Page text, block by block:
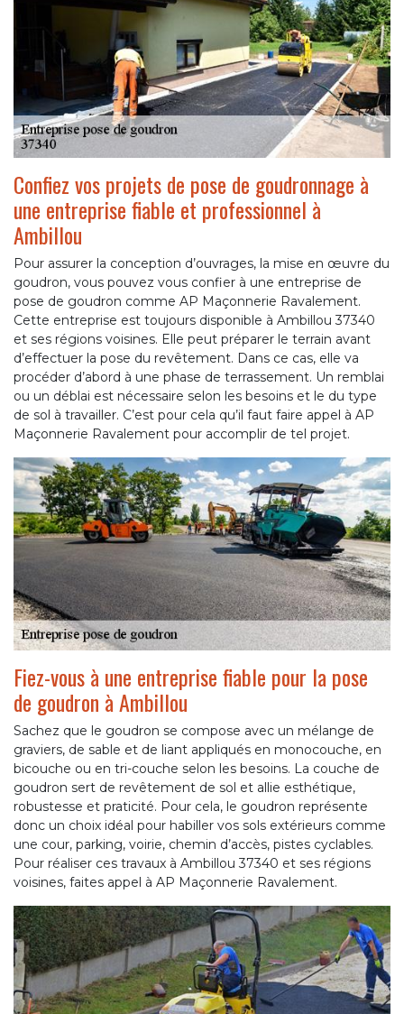
Confiez vos projets de pose de goudronnage à
une entreprise fiable et professionnel à
Ambillou
Pour assurer la conception d’ouvrages, la mise en œuvre du
goudron, vous pouvez vous confier à une entreprise de
pose de goudron comme AP Maçonnerie Ravalement.
Cette entreprise est toujours disponible à Ambillou 37340
et ses régions voisines. Elle peut préparer le terrain avant
d’effectuer la pose du revêtement. Dans ce cas, elle va
procéder d’abord à une phase de terrassement. Un remblai
ou un déblai est nécessaire selon les besoins et le du type
de sol à travailler. C’est pour cela qu’il faut faire appel à AP
Maçonnerie Ravalement pour accomplir de tel projet.
Fiez-vous à une entreprise fiable pour la pose
de goudron à Ambillou
Sachez que le goudron se compose avec un mélange de
graviers, de sable et de liant appliqués en monocouche, en
bicouche ou en tri-couche selon les besoins. La couche de
goudron sert de revêtement de sol et allie esthétique,
robustesse et praticité. Pour cela, le goudron représente
donc un choix idéal pour habiller vos sols extérieurs comme
une cour, parking, voirie, chemin d’accès, pistes cyclables.
Pour réaliser ces travaux à Ambillou 37340 et ses régions
voisines, faites appel à AP Maçonnerie Ravalement.